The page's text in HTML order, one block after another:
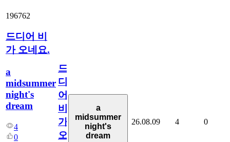
196762
드디어 비
가 오네요.
a
midsummer
night's
dream
4
0
드
디
어
비
가
오
a
midsummer
night's
dream
26.08.09 4 0